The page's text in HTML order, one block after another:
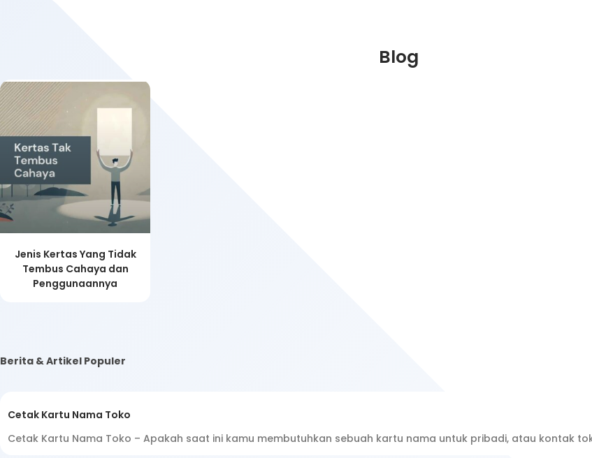
Blog
Jenis Kertas Yang Tidak
Tembus Cahaya dan
Penggunaannya
Berita & Artikel Populer
Cetak Kartu Nama Toko
Cetak Kartu Nama Toko – Apakah saat ini kamu membutuhkan sebuah kartu nama untuk pribadi, atau kontak